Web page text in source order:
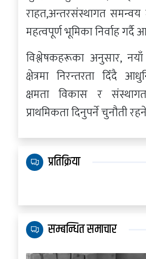
राहत,अन्तरसंस्थागत समन्वय
महत्वपूर्ण भूमिका निर्वाह
विश्लेषकहरूका अनुसार,
क्षेत्रमा निरन्तरता दिँदै
क्षमता विकास र
प्राथमिकता दिनुपर्ने चुनौती
प्रतिक्रिया
सम्बन्धित समाचार